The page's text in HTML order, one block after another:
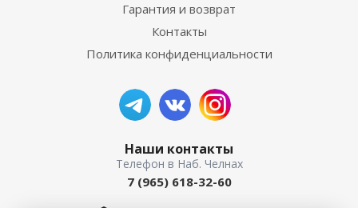
Гарантия и возврат
Контакты
Политика конфиденциальности
Наши контакты
7 (965) 618-32-60